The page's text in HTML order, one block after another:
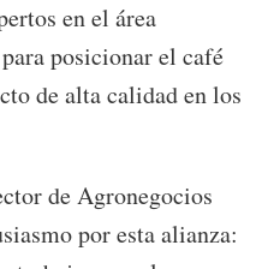
en el área
posicionar el café
de alta calidad en los
de Agronegocios
por esta alianza: